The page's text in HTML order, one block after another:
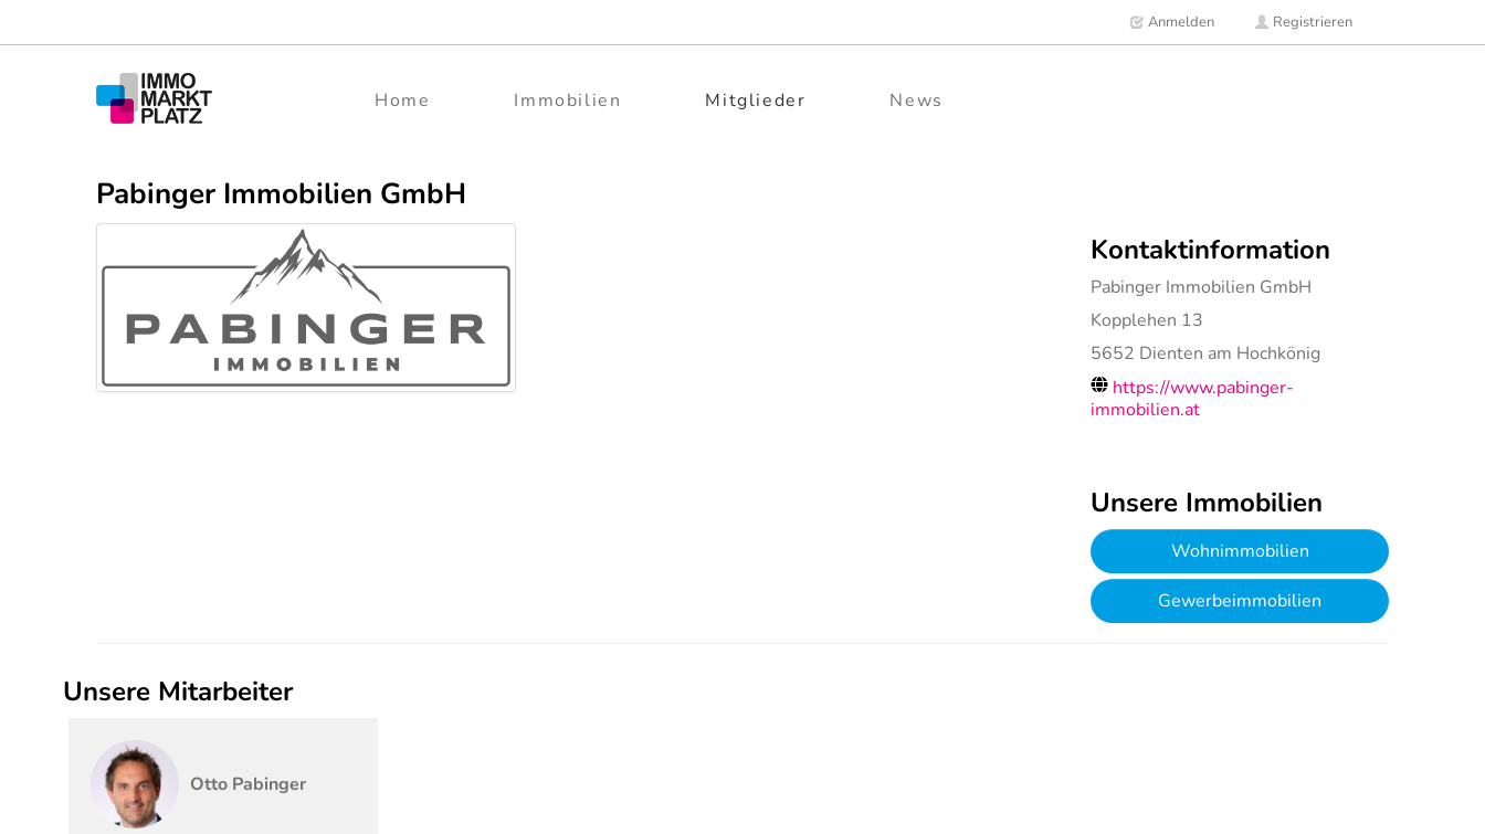
Anmelden Registrieren
Home Immobilien Mitglieder News
Pabinger Immobilien GmbH
Kontaktinformation
Pabinger Immobilien GmbH
Kopplehen 13
5652 Dienten am Hochkönig
https://www.pabinger-
immobilien.at
Unsere Immobilien
Wohnimmobilien
Gewerbeimmobilien
Unsere Mitarbeiter
Otto Pabinger